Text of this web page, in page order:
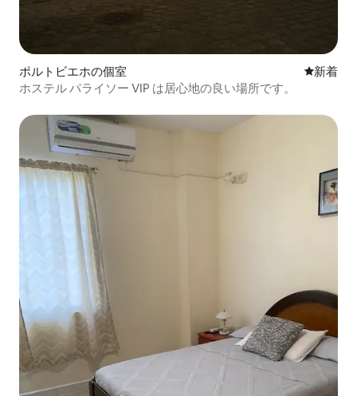
ポルトビエホの個室 新しい宿
新着
ホステル パライソー VIP は居心地の良い場所です。